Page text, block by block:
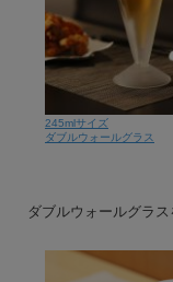
245mlサイズ
ダブルウォールグラス
ダブルウォールグラ